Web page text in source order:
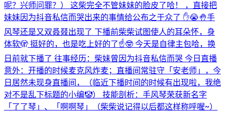
呢？兴师问罪？） 这柴完全不管妹妹的脸皮了哈！ ，直接把
妹妹因为抖音私信而哭出来的事情给公布之于众了 ✋😭🤚手
风琴还是又双叒叕出现了 下播前柴柴试图使人的耳朵怀，身
体软🫣 挺好的，也是吃上好的了☝️🤓 今天是自律主包哈，换
日前就下播了 往事经历：柴妹曾因为抖音私信而哭 今日直播
意外：开播的时候麦克风炸麦；直播间常驻守「安老师」，今
日居然未现身直播间，（临近下播时间的时候有出现啦，我绝
对不是乱下标题的小编🤡） 技能剖析：手风琴荣获新名字
「了了琴」、「啊啊琴」（柴柴说记得以后都这样称呼喔~）